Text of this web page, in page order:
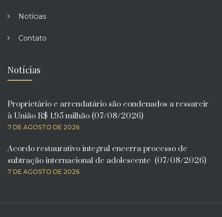
Notícias
Contato
Notícias
Proprietário e arrendatário são condenados a ressarcir
à União R$ 1,95 milhão (07/08/2026)
7 DE AGOSTO DE 2026
Acordo restaurativo integral encerra processo de
subtração internacional de adolescente (07/08/2026)
7 DE AGOSTO DE 2026